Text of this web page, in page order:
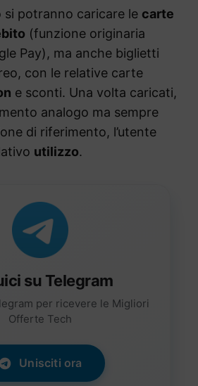
si potranno caricare le carte
(funzione originaria
Pay), ma anche biglietti
con le relative carte
e sconti. Una volta caricati,
analogo ma sempre
di riferimento, l’utente
utilizzo.
su Telegram
per ricevere le Migliori
Offerte Tech
Unisciti ora